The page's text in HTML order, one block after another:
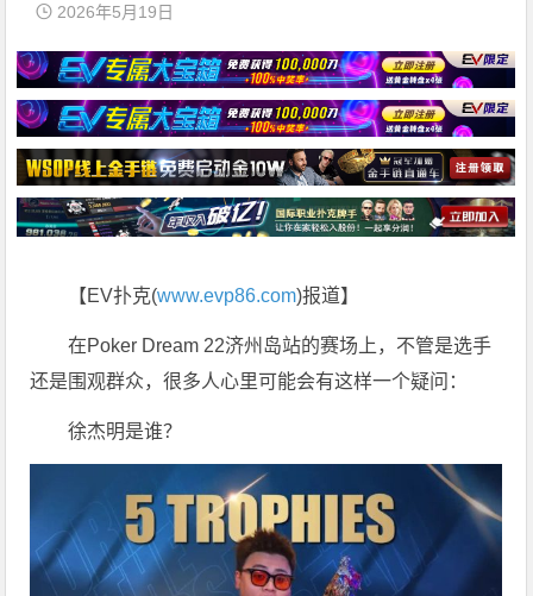
2026年5月19日
【EV扑克(www.evp86.com)报道】
在Poker Dream 22济州岛站的赛场上，不管是选手
还是围观群众，很多人心里可能会有这样一个疑问：
徐杰明是谁？